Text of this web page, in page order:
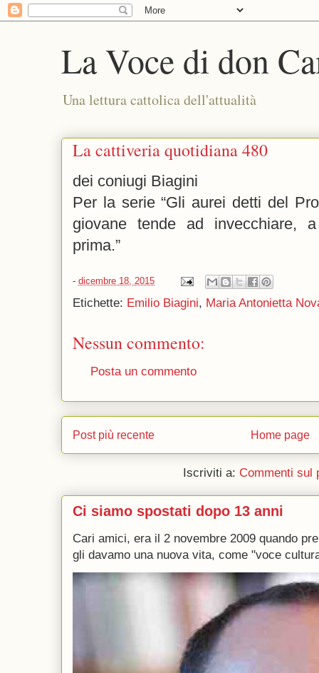
La Voce di don
Una lettura cattolica dell'attualità
La cattiveria quotidiana 480
dei coniugi Biagini
Per la serie “Gli aurei detti del
giovane tende ad invecchiare,
prima.”
- dicembre 18, 2015
Etichette: Emilio Biagini, Maria Antonietta
Nessun commento:
Posta un commento
Post più recente Home page
Iscriviti a: Commenti sul
Ci siamo spostati dopo 13 anni
Cari amici, era il 2 novembre 2009 quando
gli davamo una nuova vita, come "voce